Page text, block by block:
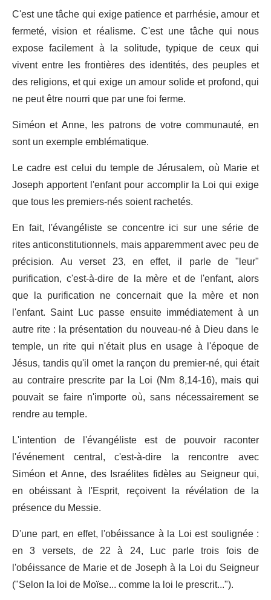
C'est une tâche qui exige patience et parrhésie, amour et
fermeté, vision et réalisme. C'est une tâche qui nous
expose facilement à la solitude, typique de ceux qui
vivent entre les frontières des identités, des peuples et
des religions, et qui exige un amour solide et profond, qui
ne peut être nourri que par une foi ferme.
Siméon et Anne, les patrons de votre communauté, en
sont un exemple emblématique.
Le cadre est celui du temple de Jérusalem, où Marie et
Joseph apportent l'enfant pour accomplir la Loi qui exige
que tous les premiers-nés soient rachetés.
En fait, l'évangéliste se concentre ici sur une série de
rites anticonstitutionnels, mais apparemment avec peu de
précision. Au verset 23, en effet, il parle de "leur"
purification, c'est-à-dire de la mère et de l'enfant, alors
que la purification ne concernait que la mère et non
l'enfant. Saint Luc passe ensuite immédiatement à un
autre rite : la présentation du nouveau-né à Dieu dans le
temple, un rite qui n'était plus en usage à l'époque de
Jésus, tandis qu'il omet la rançon du premier-né, qui était
au contraire prescrite par la Loi (Nm 8,14-16), mais qui
pouvait se faire n'importe où, sans nécessairement se
rendre au temple.
L'intention de l'évangéliste est de pouvoir raconter
l'événement central, c'est-à-dire la rencontre avec
Siméon et Anne, des Israélites fidèles au Seigneur qui,
en obéissant à l'Esprit, reçoivent la révélation de la
présence du Messie.
D'une part, en effet, l'obéissance à la Loi est soulignée :
en 3 versets, de 22 à 24, Luc parle trois fois de
l'obéissance de Marie et de Joseph à la Loi du Seigneur
("Selon la loi de Moïse... comme la loi le prescrit...").